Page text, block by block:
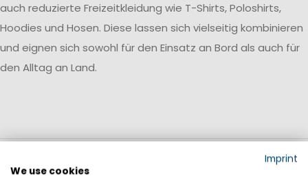
auch reduzierte Freizeitkleidung wie T-Shirts, Poloshirts,
Hoodies und Hosen. Diese lassen sich vielseitig kombinieren
und eignen sich sowohl für den Einsatz an Bord als auch für
den Alltag an Land.
Imprint
We use cookies